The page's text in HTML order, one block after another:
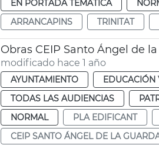
EN PORTADA TEMÁTICA
ARRANCAPINS
TRINITAT
Obras CEIP Santo Ángel de
modificado hace 1 año
AYUNTAMIENTO EDUCACIÓN
TODAS LAS AUDIENCIAS
NORMAL
PLA EDIFICANT
CEIP SANTO ÁNGEL DE LA